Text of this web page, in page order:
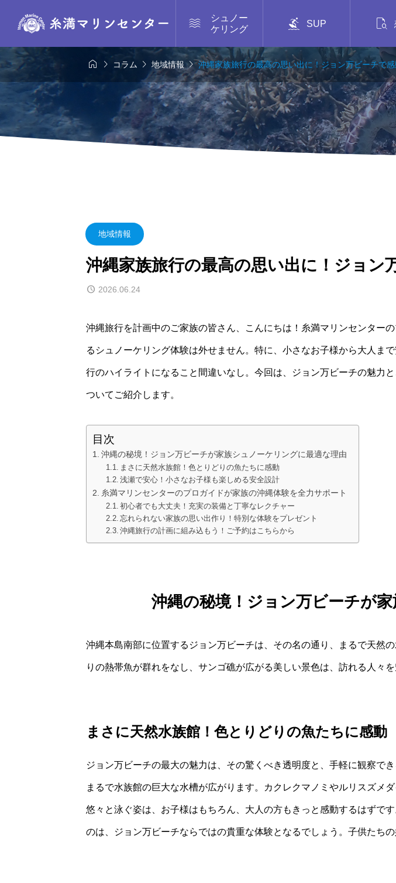

シュノー
ケリング
 SUP 
  コラム  地域情報沖縄家族旅行の最高の思い出に！ジョン万ビーチで
地域情報
沖縄家族旅行の最高の思い出に！ジョ
2026.06.24
沖縄旅行を計画中のご家族の皆さん、こんにちは！糸満マリンセンター
るシュノーケリング体験は外せません。特に、小さなお子様から大人ま
行のハイライトになること間違いなし。今回は、ジョン万ビーチの魅力
ついてご紹介します。
目次
沖縄の秘境！ジョン万ビーチが家族シュノーケリングに最適な理由
まさに天然水族館！色とりどりの魚たちに感動
浅瀬で安心！小さなお子様も楽しめる安全設計
糸満マリンセンターのプロガイドが家族の沖縄体験を全力サポート
初心者でも大丈夫！充実の装備と丁寧なレクチャー
忘れられない家族の思い出作り！特別な体験をプレゼント
沖縄旅行の計画に組み込もう！ご予約はこちらから
沖縄の秘境！ジョン万ビーチが
沖縄本島南部に位置するジョン万ビーチは、その名の通り、まるで天然
りの熱帯魚が群れをなし、サンゴ礁が広がる美しい景色は、訪れる人々を
まさに天然水族館！色とりどりの魚たちに感動
ジョン万ビーチの最大の魅力は、その驚くべき透明度と、手軽に観察で
まるで水族館の巨大な水槽が広がります。カクレクマノミやルリスズメ
悠々と泳ぐ姿は、お子様はもちろん、大人の方もきっと感動するはずで
のは、ジョン万ビーチならではの貴重な体験となるでしょう。子供たち